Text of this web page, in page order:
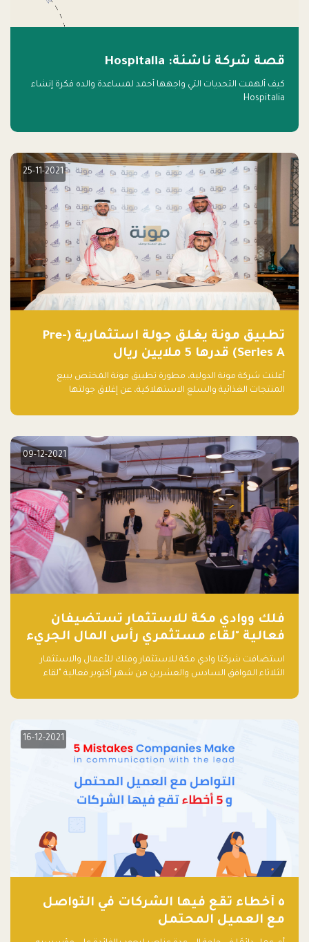
قصة شركة ناشئة: Hospitalia
كيف ألهمت التحديات التي واجهها أحمد لمساعدة والده فكرة إنشاء
Hospitalia
25-11-2021
تطبيق مونة يغلق جولة استثمارية (Pre-
Series A) قدرها 5 ملايين ريال
أعلنت شركة مونة الدولية، مطورة تطبيق مونة المختص ببيع
المنتجات الغذائية والسلع الاستهلاكية، عن إغلاق جولتها
دولار أمريكي)، بقيادة شركتي دعم المنشآت المحدودة وتسارع القابضة
09-12-2021
فلك ووادي مكة للاستثمار تستضيفان
فعالية "لقاء مستثمري رأس المال الجريء
في المنطقة"
استضافت شركتا وادي مكة للاستثمار وفلك للأعمال والاستثمار
الثلاثاء الموافق السادس والعشرين من شهر أكتوبر فعالية "لقاء
مشاركاً من أبرز صناديق رأس المال الجريء وممثلي المؤسسات
16-12-2021
٥ أخطاء تقع فيها الشركات في التواصل
مع العميل المحتمل